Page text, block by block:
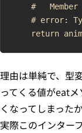
#   Member
# error:
理由は単純で、型
ってくる値がeat
くなってしまったか
実際このインター